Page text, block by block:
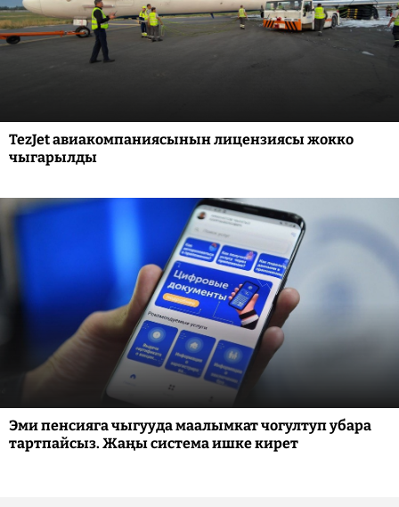
TezJet авиакомпаниясынын лицензиясы жокко
чыгарылды
Эми пенсияга чыгууда маалымкат чогултуп убара
тартпайсыз. Жаңы система ишке кирет